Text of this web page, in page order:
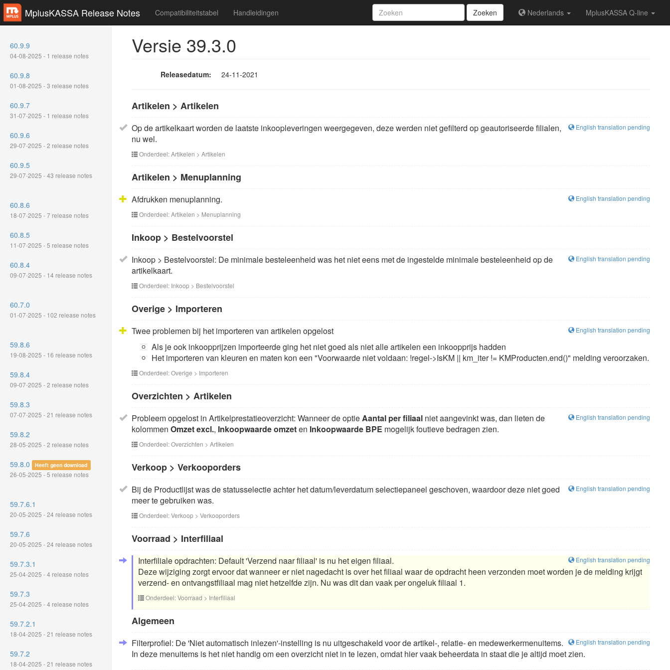
MplusKASSA Release Notes Zoeken Nederlands MplusKASSA Q-line
Compatibiliteitstabel Handleidingen
60.9.9
04-08-2025 - 1 release notes
60.9.8
01-08-2025 - 3 release notes
60.9.7
31-07-2025 - 1 release notes
60.9.6
29-07-2025 - 2 release notes
60.9.5
29-07-2025 - 43 release notes
60.8.6
18-07-2025 - 7 release notes
60.8.5
11-07-2025 - 5 release notes
60.8.4
09-07-2025 - 14 release notes
60.7.0
01-07-2025 - 102 release notes
59.8.6
19-08-2025 - 16 release notes
59.8.4
09-07-2025 - 2 release notes
59.8.3
07-07-2025 - 21 release notes
59.8.2
28-05-2025 - 2 release notes
59.8.0 Heeft geen download
26-05-2025 - 5 release notes
59.7.6.1
20-05-2025 - 24 release notes
59.7.6
20-05-2025 - 24 release notes
59.7.3.1
25-04-2025 - 4 release notes
59.7.3
25-04-2025 - 4 release notes
59.7.2.1
18-04-2025 - 21 release notes
59.7.2
18-04-2025 - 21 release notes
Versie 39.3.0
Releasedatum: 24-11-2021
Artikelen > Artikelen
English translation pending
Op de artikelkaart worden de laatste inkoopleveringen weergegeven, deze werden niet gefilterd op geautoriseerde filialen,
nu wel.
Onderdeel: Artikelen > Artikelen
Artikelen > Menuplanning
English translation pending
Afdrukken menuplanning.
Onderdeel: Artikelen > Menuplanning
Inkoop > Bestelvoorstel
English translation pending
Inkoop > Bestelvoorstel: De minimale besteleenheid was het niet eens met de ingestelde minimale besteleenheid op de
artikelkaart.
Onderdeel: Inkoop > Bestelvoorstel
Overige > Importeren
English translation pending
Twee problemen bij het importeren van artikelen opgelost
Als je ook inkoopprijzen importeerde ging het niet goed als niet alle artikelen een inkoopprijs hadden
Het importeren van kleuren en maten kon een "Voorwaarde niet voldaan: !regel->IsKM || km_iter != KMProducten.end()" melding veroorzaken.
Onderdeel: Overige > Importeren
Overzichten > Artikelen
English translation pending
Probleem opgelost in Artikelprestatieoverzicht: Wanneer de optieAantal per filiaal niet aangevinkt was, dan lieten de
kolommen Omzet excl., Inkoopwaarde omzeten Inkoopwaarde BPE mogelijk foutieve bedragen zien.
Onderdeel: Overzichten > Artikelen
Verkoop > Verkooporders
English translation pending
Bij de Productlijst was de statusselectie achter het datum/leverdatum selectiepaneel geschoven, waardoor deze niet goed
meer te gebruiken was.
Onderdeel: Verkoop > Verkooporders
Voorraad > Interfiliaal
English translation pending
Interfiliale opdrachten: Default 'Verzend naar filiaal' is nu het eigen filiaal.
Deze wijziging zorgt ervoor dat wanneer er niet nagedacht is over het filiaal waar de opdracht heen verzonden moet worden je de melding krijgt
verzend- en ontvangstfiliaal mag niet hetzelfde zijn. Nu was dit dan vaak per ongeluk filiaal 1.
Onderdeel: Voorraad > Interfiliaal
Algemeen
English translation pending
Filterprofiel: De 'Niet automatisch inlezen'-instelling is nu uitgeschakeld voor de artikel-, relatie- en medewerkermenuitems.
In deze menuitems is het niet handig om een overzicht niet in te lezen, omdat hier vaak beheerdata in staat die je altijd moet zien.